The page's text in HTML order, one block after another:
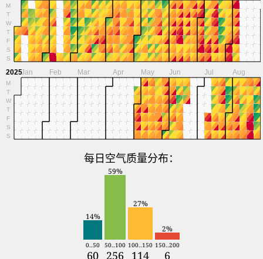
M
T
W
T
F
S
S
2025
M
T
W
T
F
S
S
Jan Feb Mar Apr May Jun Jul Aug
每日空气质量分布：
14%
59%
27%
2%
0..50 50..100 100..150 150..200
60 256 114 6